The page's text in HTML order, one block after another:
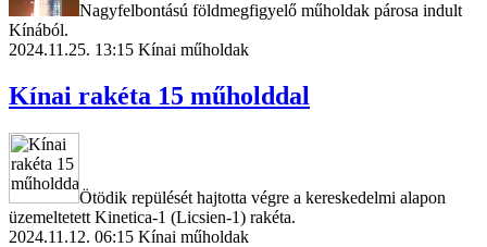
Nagyfelbontású földmegfigyelő műholdak párosa indult
Kínából.
2024.11.25. 13:15 Kínai műholdak
Kínai rakéta 15 műholddal
Ötödik repülését hajtotta végre a kereskedelmi alapon
üzemeltetett Kinetica-1 (Licsien-1) rakéta.
2024.11.12. 06:15 Kínai műholdak